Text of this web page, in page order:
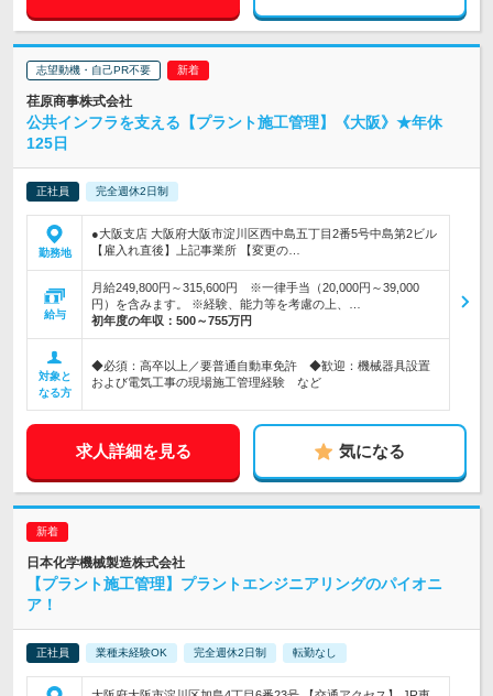
志望動機・自己PR不要
荏原商事株式会社
公共インフラを支える【プラント施工管理】《大阪》★年休
125日
正社員 完全週休2日制
勤務地
●大阪支店 大阪府大阪市淀川区西中島五丁目2番5号中島第2ビル
【雇入れ直後】上記事業所 【変更の…
給与
月給249,800円～315,600円 ※一律手当（20,000円～39,000
円）を含みます。 ※経験、能力等を考慮の上、…
初年度の年収： 500～755万円
対象と
なる方
◆必須：高卒以上／要普通自動車免許 ◆歓迎：機械器具設置
および電気工事の現場施工管理経験 など
求人詳細を見る 気になる
日本化学機械製造株式会社
【プラント施工管理】プラントエンジニアリングのパイオニ
ア！
正社員 業種未経験OK 完全週休2日制 転勤なし